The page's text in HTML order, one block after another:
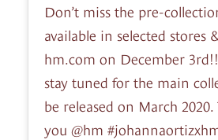
Don’t miss the pre-
available in selected stores
hm.com on December
stay tuned for the main
be released on March
you @hm